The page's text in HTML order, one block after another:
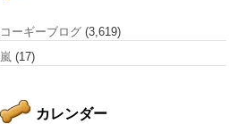
コーギーブログ (3,619)
嵐 (17)
カレンダー